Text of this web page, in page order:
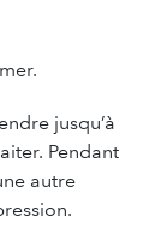
jusqu’à
Pendant
autre